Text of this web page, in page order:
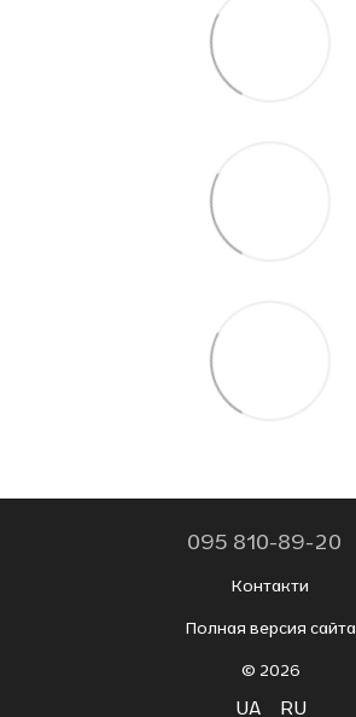
095 810-89-20
Контакти
Полная версия сайта
© 2026
UA RU